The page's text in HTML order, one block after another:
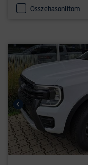
Összehasonlítom